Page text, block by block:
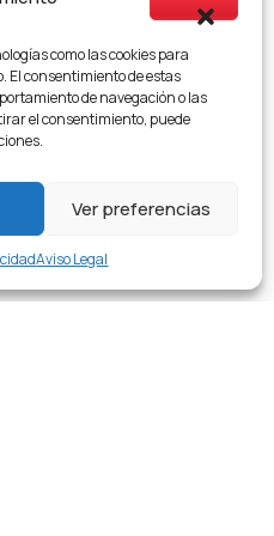
como las cookies para
El consentimiento de estas
de navegación o las
el consentimiento, puede
Ver preferencias
Aviso Legal